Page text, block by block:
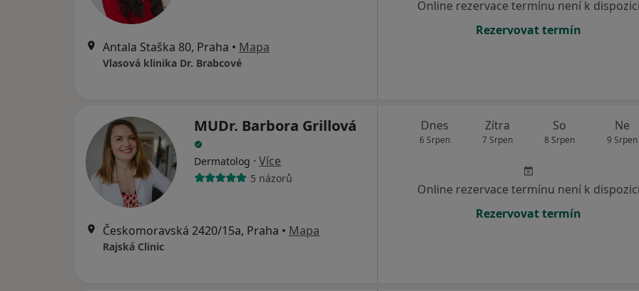
Antala Staška 80, Praha • Mapa
Vlasová klinika Dr. Brabcové
Online rezervace termínu není k dispozici
Rezervovat termín
MUDr. Barbora Grillová
Dermatolog · Více
5 názorů
Českomoravská 2420/15a, Praha • Mapa
Rajská Clinic
Dnes
6 Srpen
Zítra
7 Srpen
So
8 Srpen
Ne
9 Srpen
Online rezervace termínu není k dispozici
Rezervovat termín